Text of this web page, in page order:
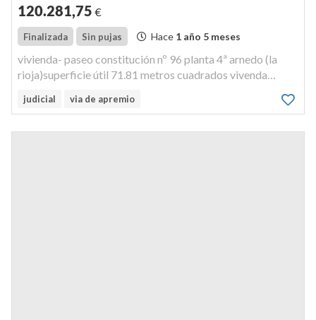
120.281,75 €
Finalizada Sin pujas Hace 1 año 5 meses
vivienda- paseo constitución nº 96 planta 4ª arnedo (la
rioja)superficie útil 71.81 metros cuadrados vivenda
judicial via de apremio